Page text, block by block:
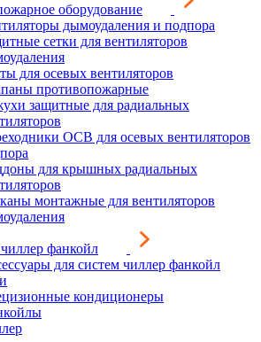
оборудование
дымоудаления и подпора
сетки для вентиляторов
для осевых вентиляторов
противопожарные
защитные для радиальных
ОСВ для осевых вентиляторов
для крышных радиальных
монтажные для вентиляторов
фанкойл
для систем чиллер фанкойл
кондиционеры